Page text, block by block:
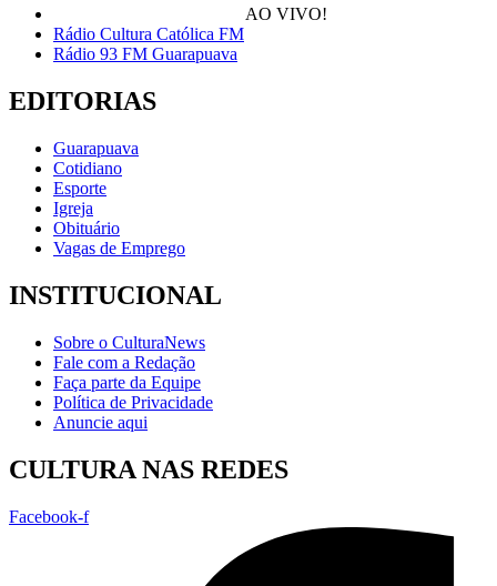
AO VIVO!
Rádio Cultura Católica FM
Rádio 93 FM Guarapuava
EDITORIAS
Guarapuava
Cotidiano
Esporte
Igreja
Obituário
Vagas de Emprego
INSTITUCIONAL
Sobre o CulturaNews
Fale com a Redação
Faça parte da Equipe
Política de Privacidade
Anuncie aqui
CULTURA NAS REDES
Facebook-f